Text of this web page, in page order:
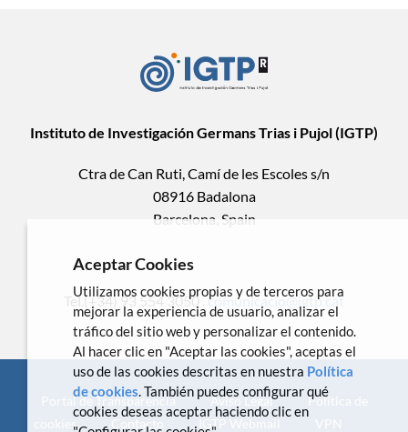
Instituto de Investigación Germans Trias i Pujol (IGTP)
Ctra de Can Ruti, Camí de les Escoles s/n
08916 Badalona
Barcelona, Spain
Tel.(+34) 93 554 3050 .comunicacio@igtp.cat
Portal de Transparencia Aviso Legal
Política de
cookies
Contacto IGTP Webmail
Aceptar Cookies
Utilizamos cookies propias y de terceros para
mejorar la experiencia de usuario, analizar el
tráfico del sitio web y personalizar el contenido.
Al hacer clic en "Aceptar las cookies", aceptas el
uso de las cookies descritas en nuestra Política
de cookies. También puedes configurar qué
cookies deseas aceptar haciendo clic en